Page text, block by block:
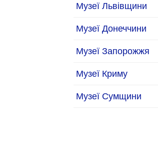
Музеї Львівщини
Музеї Донеччини
Музеї Запорожжя
Музеї Криму
Музеї Сумщини